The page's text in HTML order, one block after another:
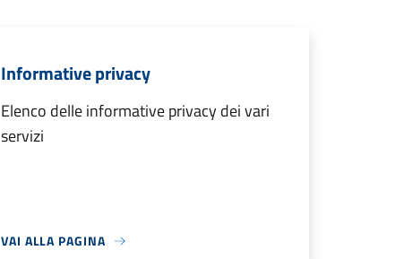
Informative privacy
Elenco delle informative privacy dei vari
servizi
VAI ALLA PAGINA